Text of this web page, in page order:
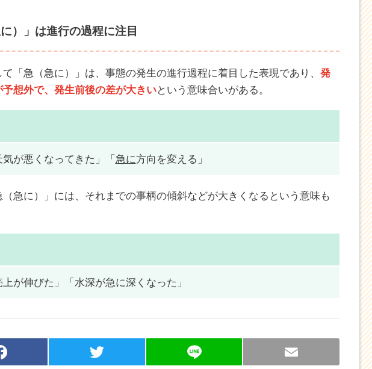
に）」は進行の過程に注目
て「急（急に）」は、事態の発生の進行過程に着目した表現であり、 発
想外で、発生前後の差が大きいという意味合いがある。
気が悪くなってきた」「 急に方向を変える」
急に）」には、それまでの事柄の傾斜などが大きくなるという意味も
上が伸びた」「水深が急に深くなった」
T Li E